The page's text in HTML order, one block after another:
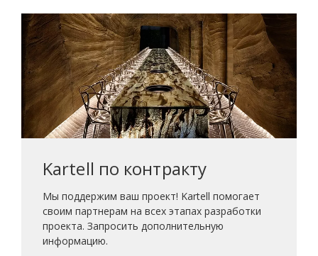
Kartell по контракту
Мы поддержим ваш проект! Kartell помогает
своим партнерам на всех этапах разработки
проекта. Запросить дополнительную
информацию.